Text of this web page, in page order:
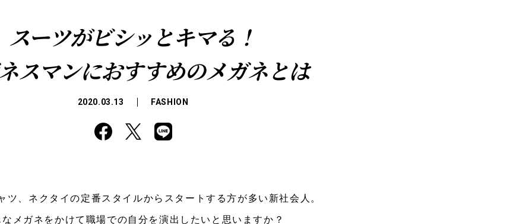
スーツがビシッとキマる！
スマンにおすすめのメガネとは
2020.03.13 FASHION
ツ、ネクタイの定番スタイルからスタートする方が多い新社会人。
メガネをかけて職場での自分を演出したいと思いますか？